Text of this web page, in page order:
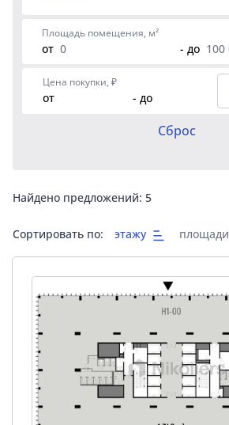
Площадь помещения, м²
от - до
Цена покупки, ₽
от - до
Сброс
Найдено предложений: 5
Сортировать по: этажу площади